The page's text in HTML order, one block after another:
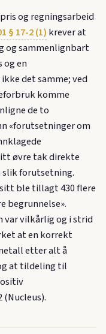
og regningsarbeid
§ 17-2 (1) krever at
og sammenlignbart
og en
det samme; ved
komme
de to
«forutsetninger om
øvre tak direkte
slik forutsetning.
ble tillagt 430 flere
begrunnelse».
var vilkårlig og i strid
at en korrekt
etter alt å
at tildeling til
(Nucleus).